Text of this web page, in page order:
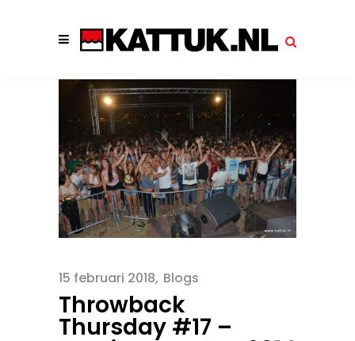
15 februari 2018 Blogs
Throwback
Thursday #17 –